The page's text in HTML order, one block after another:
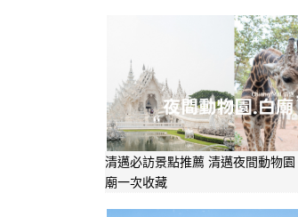
清邁必訪景點推薦 清邁夜間動物
廟一次收藏